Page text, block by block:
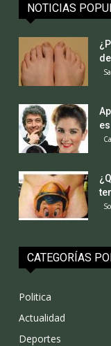
NOTICIAS
CATEGORÍAS
Politica
Actualidad
Deportes